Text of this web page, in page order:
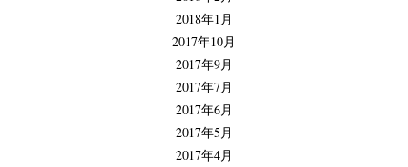
2018年1月
2017年10月
2017年9月
2017年7月
2017年6月
2017年5月
2017年4月